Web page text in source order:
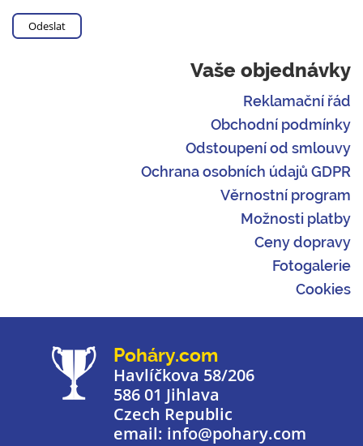
Vaše objednávky
Reklamační řád
Obchodní podmínky
Odstoupení od smlouvy
Ochrana osobních údajů GDPR
Věrnostní program
Možnosti platby
Ceny dopravy
Fotogalerie
Cookies
Poháry.com
Havlíčkova 58/206
586 01 Jihlava
Czech Republic
email: info@pohary.com